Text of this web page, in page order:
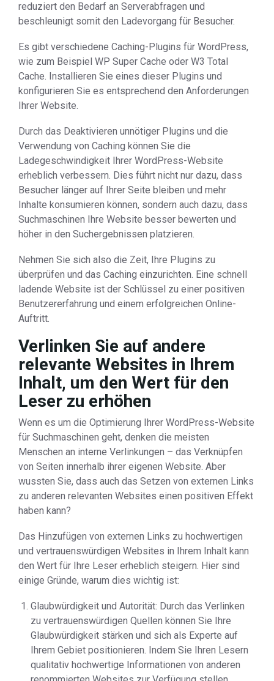
reduziert den Bedarf an Serverabfragen und
beschleunigt somit den Ladevorgang für Besucher.
Es gibt verschiedene Caching-Plugins für WordPress,
wie zum Beispiel WP Super Cache oder W3 Total
Cache. Installieren Sie eines dieser Plugins und
konfigurieren Sie es entsprechend den Anforderungen
Ihrer Website.
Durch das Deaktivieren unnötiger Plugins und die
Verwendung von Caching können Sie die
Ladegeschwindigkeit Ihrer WordPress-Website
erheblich verbessern. Dies führt nicht nur dazu, dass
Besucher länger auf Ihrer Seite bleiben und mehr
Inhalte konsumieren können, sondern auch dazu, dass
Suchmaschinen Ihre Website besser bewerten und
höher in den Suchergebnissen platzieren.
Nehmen Sie sich also die Zeit, Ihre Plugins zu
überprüfen und das Caching einzurichten. Eine schnell
ladende Website ist der Schlüssel zu einer positiven
Benutzererfahrung und einem erfolgreichen Online-
Auftritt.
Verlinken Sie auf andere
relevante Websites in Ihrem
Inhalt, um den Wert für den
Leser zu erhöhen
Wenn es um die Optimierung Ihrer WordPress-Website
für Suchmaschinen geht, denken die meisten
Menschen an interne Verlinkungen – das Verknüpfen
von Seiten innerhalb ihrer eigenen Website. Aber
wussten Sie, dass auch das Setzen von externen Links
zu anderen relevanten Websites einen positiven Effekt
haben kann?
Das Hinzufügen von externen Links zu hochwertigen
und vertrauenswürdigen Websites in Ihrem Inhalt kann
den Wert für Ihre Leser erheblich steigern. Hier sind
einige Gründe, warum dies wichtig ist:
Glaubwürdigkeit und Autorität: Durch das Verlinken
zu vertrauenswürdigen Quellen können Sie Ihre
Glaubwürdigkeit stärken und sich als Experte auf
Ihrem Gebiet positionieren. Indem Sie Ihren Lesern
qualitativ hochwertige Informationen von anderen